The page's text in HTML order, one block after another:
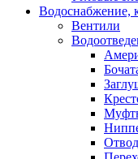
Водоснабжение,
Вентили